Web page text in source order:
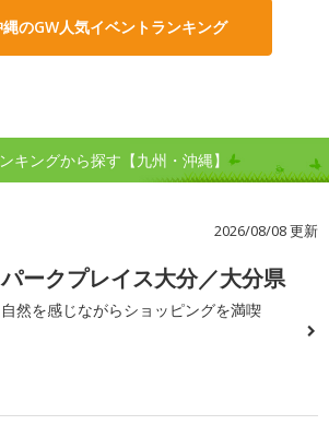
のGW人気イベントランキング
キングから探す【九州・沖縄】
2026/08/08 更新
パークプレイス大分／大分県
自然を感じながらショッピングを満喫